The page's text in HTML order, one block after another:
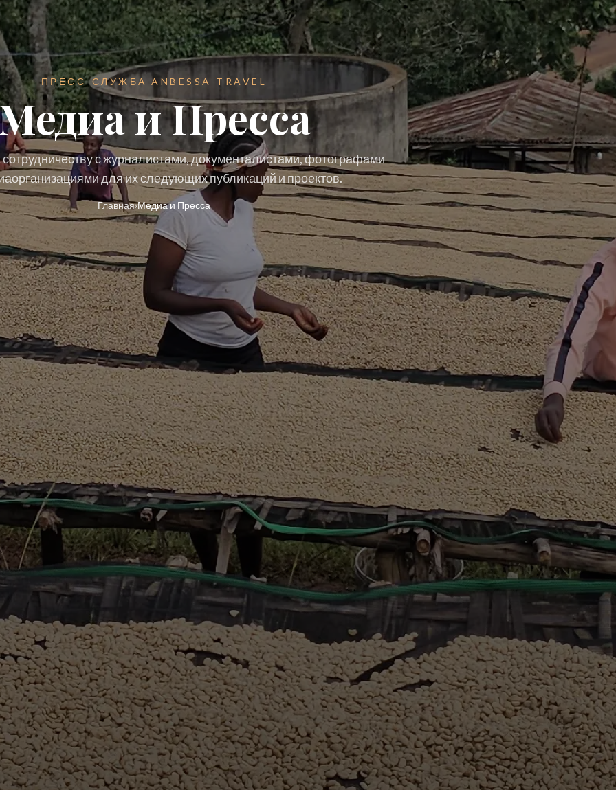
ПРЕСС-СЛУЖБА ANBESSA TRAVEL
и Пресса
с журналистами, документалистами, фотографами
для их следующих публикаций и проектов.
Главная›Медиа и Пресса